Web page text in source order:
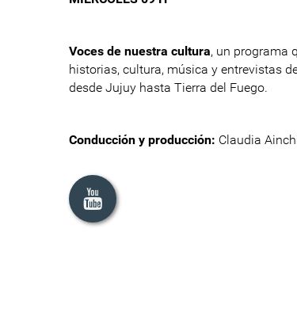
Voces de nuestra cultura, un programa
historias, cultura, música y entrevistas
desde Jujuy hasta Tierra del Fuego.
Conducción y producción: Claudia